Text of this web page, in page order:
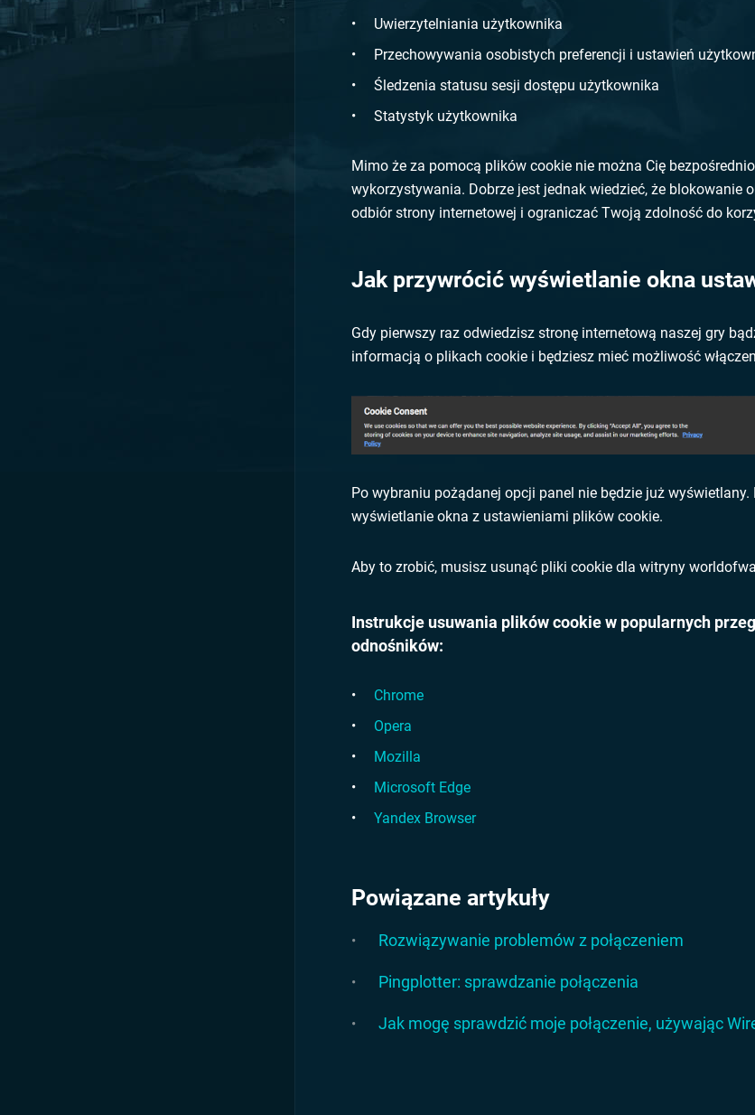
Uwierzytelniania użytkownika
Przechowywania osobistych preferencji i ustawień
Śledzenia statusu sesji dostępu użytkownika
Statystyk użytkownika
Mimo że za pomocą plików cookie nie można Cię
wykorzystywania. Dobrze jest jednak wiedzieć, że blokowanie
odbiór strony internetowej i ograniczać Twoją zdolność do
Jak przywrócić wyświetlanie okna
Gdy pierwszy raz odwiedzisz stronę internetową naszej gry
informacją o plikach cookie i będziesz mieć możliwość
Po wybraniu pożądanej opcji panel nie będzie już
wyświetlanie okna z ustawieniami plików cookie.
Aby to zrobić, musisz usunąć pliki cookie dla witryny
Instrukcje usuwania plików cookie w popularnych
odnośników:
Chrome
Opera
Mozilla
Microsoft Edge
Yandex Browser
Powiązane artykuły
Rozwiązywanie problemów z połączeniem
Pingplotter: sprawdzanie połączenia
Jak mogę sprawdzić moje połączenie, używając